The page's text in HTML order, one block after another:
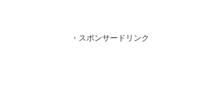
・スポンサードリンク